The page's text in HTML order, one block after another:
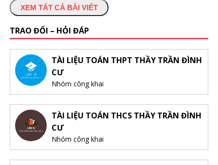
XEM TẤT CẢ BÀI VIẾT
TRAO ĐỔI – HỎI ĐÁP
TÀI LIỆU TOÁN THPT THẦY TRẦN ĐÌNH
CƯ
Nhóm công khai
TÀI LIỆU TOÁN THCS THẦY TRẦN ĐÌNH
CƯ
Nhóm công khai